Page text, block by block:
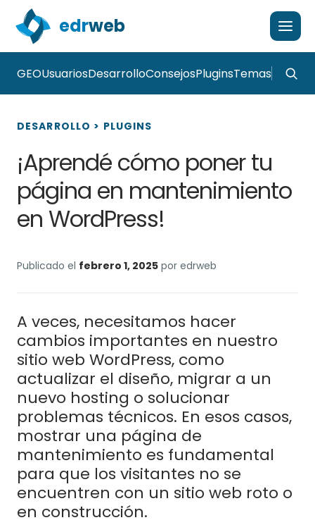
edrweb
GEOUsuariosDesarrolloConsejosPluginsTemas
DESARROLLO > PLUGINS
¡Aprendé cómo poner tu
página en mantenimiento
en WordPress!
Publicado el febrero 1, 2025 por edrweb
A veces, necesitamos hacer
cambios importantes en nuestro
sitio web WordPress, como
actualizar el diseño, migrar a un
nuevo hosting o solucionar
problemas técnicos. En esos casos,
mostrar una página de
mantenimiento es fundamental
para que los visitantes no se
encuentren con un sitio web roto o
en construcción.